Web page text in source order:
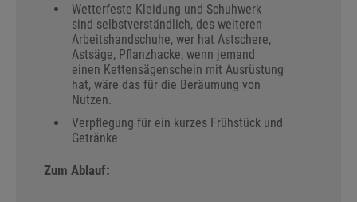
Wetterfeste Kleidung und Schuhwerk
sind selbstverständlich, des weiteren
Arbeitshandschuhe, wer hat Astschere,
Astsäge, Pflanzhacke, wenn jemand
einen Kettensägenschein mit Ausrüstung
hat, wäre das für die Beräumung von
Nutzen.
Verpflegung für ein kurzes Frühstück und
Getränke
Zum Ablauf: